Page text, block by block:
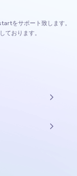
をサポート致します。
ております。